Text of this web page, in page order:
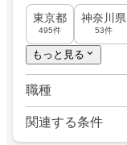
東京都
495件
神奈川県
53件
もっと見る
職種
関連する条件